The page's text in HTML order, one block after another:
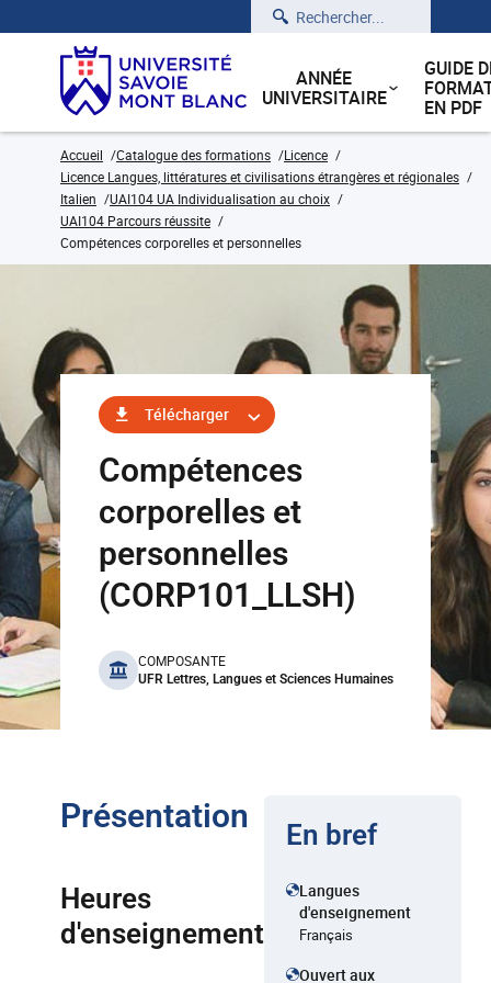
Rechercher
ANNÉE
UNIVERSITAIRE
GUIDE
EN PDF
Accueil Catalogue des formations
Licence
Licence Langues, littératures et civilisations étrangères et régionales
Italien
UAI104 UA Individualisation au choix
UAI104 Parcours réussite
Compétences corporelles et personnelles
Télécharger
Compétences
corporelles et
personnelles
(CORP101_LLSH)
benefits
COMPOSANTE
UFR Lettres, Langues et Sciences Humaines
Présentation
Heures
d'enseignement
En bref
Langues
d'enseignement
Français
Ouvert aux